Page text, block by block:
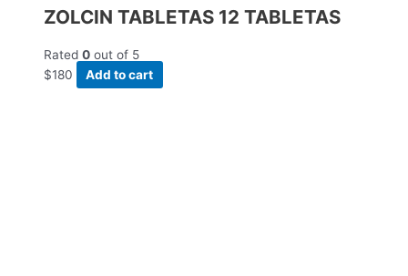
ZOLCIN TABLETAS 12 TABLETAS
Rated 0 out of 5
$180 Add to cart